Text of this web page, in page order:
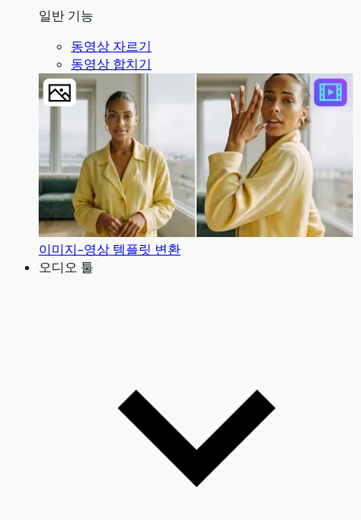
일반 기능
동영상 자르기
동영상 합치기
이미지-영상 템플릿 변환
오디오 툴